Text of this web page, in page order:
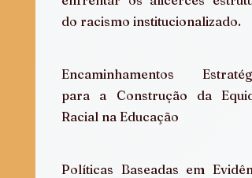
do racismo institucionalizado.
Encaminhamentos
para a Construção da
Racial na Educação
Políticas Baseadas em